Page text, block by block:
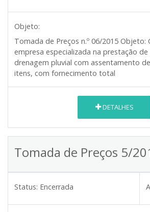
Objeto:
Tomada de Preços n.º 06/2015 Objeto:
empresa especializada na prestação de
drenagem pluvial com assentamento
itens, com fornecimento total
DETALHES
Tomada de Preços 5/
Status: Encerrada